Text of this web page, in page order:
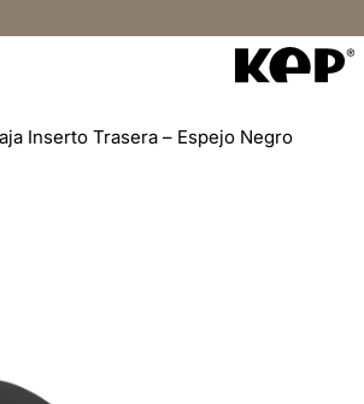
Inserto Trasera – Espejo Negro